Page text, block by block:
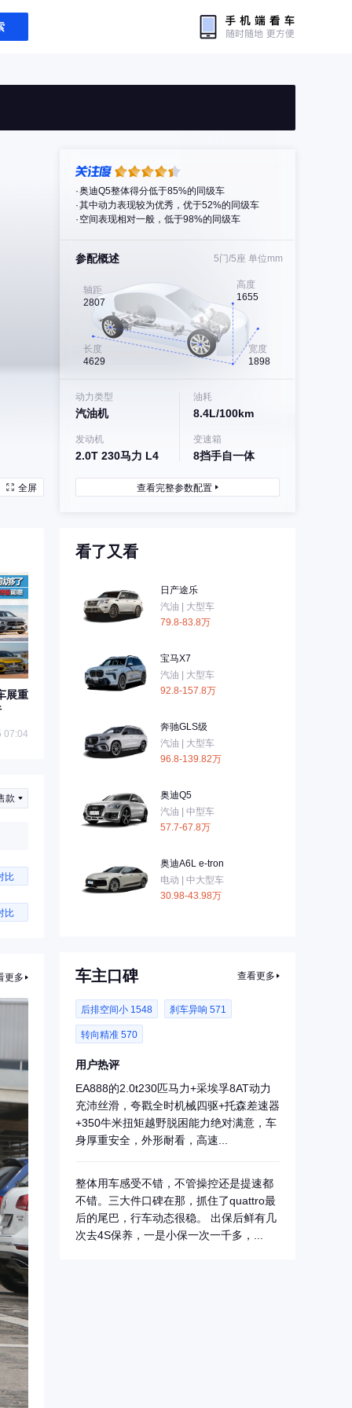
全屏
奥迪Q5整体得分低于85%的同级车
其中动力表现较为优秀，优于52%的同级车
空间表现相对一般，低于98%的同级车
参配概述 5门/5座 单位mm
轴距
2807
高度
1655
长度
4629
宽度
1898
动力类型
汽油机
油耗
8.4L/100km
发动机
2.0T 230马力 L4
变速箱
8挡手自一体
查看完整参数配置
展重
07:04
款
比
比
更多
看了又看
日产途乐
汽油 | 大型车
79.8-83.8万
宝马X7
汽油 | 大型车
92.8-157.8万
奔驰GLS级
汽油 | 大型车
96.8-139.82万
奥迪Q5
汽油 | 中型车
57.7-67.8万
奥迪A6L e-tron
电动 | 中大型车
30.98-43.98万
车主口碑 查看更多
后排空间小 1548 刹车异响 571
转向精准 570
用户热评
EA888的2.0t230匹马力+采埃孚8AT动力
充沛丝滑，夸戳全时机械四驱+托森差速器
+350牛米扭矩越野脱困能力绝对满意，车
身厚重安全，外形耐看，高速...
整体用车感受不错，不管操控还是提速都
不错。三大件口碑在那，抓住了quattro最
后的尾巴，行车动态很稳。 出保后鲜有几
次去4S保养，一是小保一次一千多，...